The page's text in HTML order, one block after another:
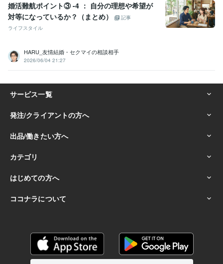
婚活難航ポイント③ -4 ： 自分の理想や希望が
対等になっているか？（まとめ）
記事
ライフスタイル
HARU_友情結婚・セクマイの相談相手
2026/06/04 21:27